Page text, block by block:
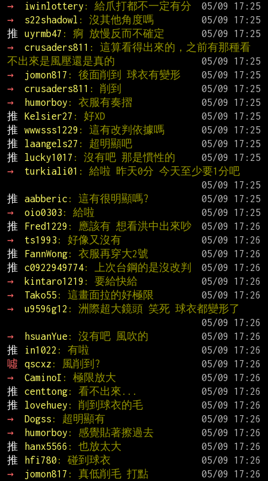
→
iwinlottery : 給爪打都不一定有分
→
s22shadowl : 沒其他角度嗎
推
uyrmb47 : 痾 放慢反而不確定
→
crusaders811 : 這算看得出來的，之前有那種看
不出來是風壓還是真的
→
jomon817 : 後面削到 球衣有變形
→
crusaders811 : 削到
→
humorboy : 衣服有奏摺
推
Kelsier27 : 好XD
推
wwwsss1229 : 這有改判依據嗎
推
laangels27 : 超明顯吧
推
lucky1017 : 沒有吧 那是慣性的
→
turkiali01 : 給啦 昨天0分 今天至少要1分吧
推
aabberic : 這有很明顯嗎?
→
oio0303 : 給啦
推
Fred1229 : 應該有 想看洪中出來吵
→
ts1993 : 好像又沒有
推
FannWong: 衣服再穿大2號
推
c0922949774: 上次台鋼的是沒改判
→
kintaro1219 : 要給快給
→
Tako55 : 這畫面拉的好極限
→
u9596g12 : 洲際超大鏡頭 笑死 球衣都變形了
→
hsuanYue : 沒有吧 風吹的
推
in1022 : 有啦
噓
qscxz : 風削到?
→
CaminoI : 極限放大
推
centtong: 看不出來...
推
lovehuey : 削到球衣的毛
→
Dogss : 超明顯有
→
humorboy : 感覺貼著擦過去
推
hanx5566 : 也放太大
推
hfi780 : 碰到球衣
→
jomon817 : 真低削毛 打點